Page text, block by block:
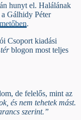
hunyt el. Halálának
Gálhidy Péter
.
Csoport kiadási
blogon most teljes
de felelős, mint az
és nem tehetek mást.
szerint.”